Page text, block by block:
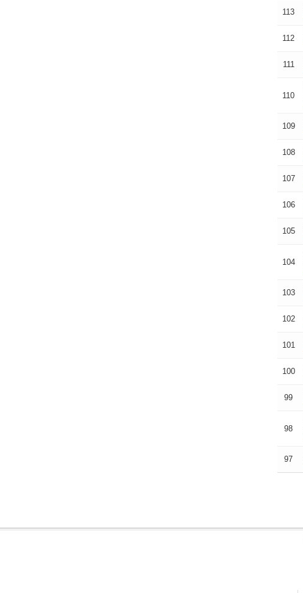
113
112
111
110
109
108
107
106
105
104
103
102
101
100
99
98
97